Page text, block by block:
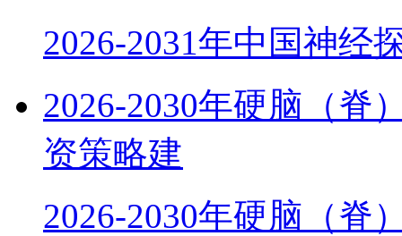
2026-2031年中国神经
2026-2030年硬脑（脊
资策略建
2026-2030年硬脑（脊